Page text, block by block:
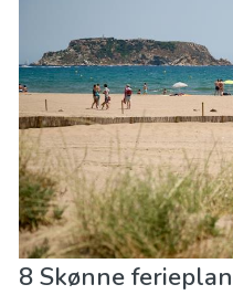
Natur og udeliv
Sport
8 Skønne